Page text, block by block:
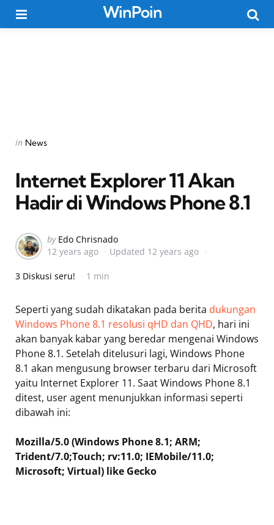
WinPoin
Categories
Posted
in News
Internet Explorer 11 Akan
Hadir di Windows Phone 8.1
Posted
by
by Edo Chrisnado
12 years ago
Updated 12 years ago
3 Diskusi seru! 1 min
Seperti yang sudah dikatakan pada berita dukungan
Windows Phone 8.1 resolusi qHD dan QHD, hari ini
akan banyak kabar yang beredar mengenai Windows
Phone 8.1. Setelah ditelusuri lagi, Windows Phone
8.1 akan mengusung browser terbaru dari Microsoft
yaitu Internet Explorer 11. Saat Windows Phone 8.1
ditest, user agent menunjukkan informasi seperti
dibawah ini:
Mozilla/5.0 (Windows Phone 8.1; ARM;
Trident/7.0;Touch; rv:11.0; IEMobile/11.0;
Microsoft; Virtual) like Gecko